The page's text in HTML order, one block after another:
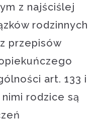
z najściślej
rodzinnych
przepisów
art. 133 i
rodzice są